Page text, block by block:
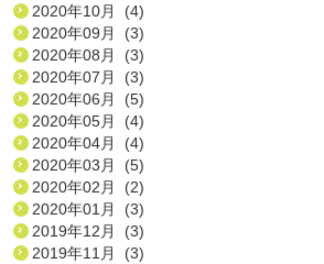
2020年10月 (4)
2020年09月 (3)
2020年08月 (3)
2020年07月 (3)
2020年06月 (5)
2020年05月 (4)
2020年04月 (4)
2020年03月 (5)
2020年02月 (2)
2020年01月 (3)
2019年12月 (3)
2019年11月 (3)